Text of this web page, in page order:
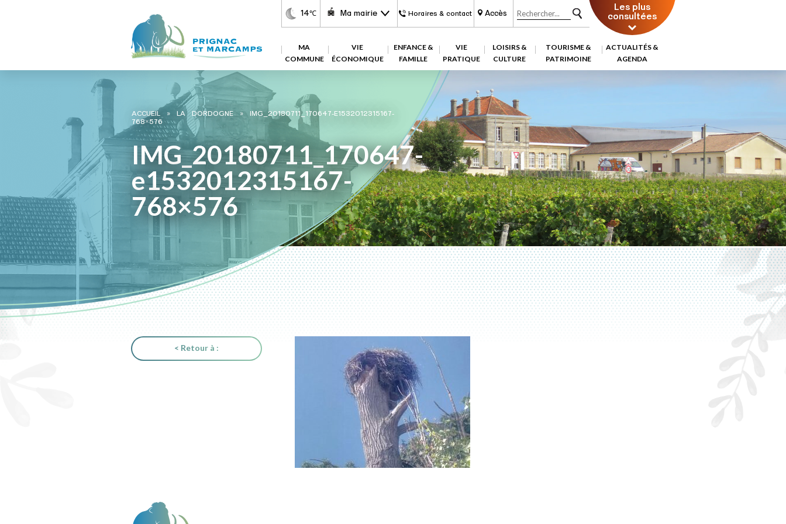
14℃ Ma mairie Horaires & contact Accès Les plus
consultées
MA
COMMUNE
VIE
ÉCONOMIQUE
ENFANCE &
FAMILLE
VIE
PRATIQUE
LOISIRS &
CULTURE
TOURISME &
PATRIMOINE
ACTUALITÉS &
AGENDA
ACCUEIL» LA DORDOGNE »IMG_20180711_170647-E1532012315167-
768×576
IMG_20180711_170647-
e1532012315167-
768×576
< Retour à :